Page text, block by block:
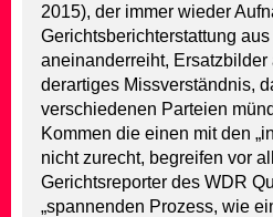
2015), der immer wieder
Gerichtsberichterstattung
aneinanderreiht, Ersatzbilder
derartiges Missverständnis,
verschiedenen Parteien
Kommen die einen mit den
nicht zurecht, begreifen vor
Gerichtsreporter des WDR
„spannenden Prozess, wie